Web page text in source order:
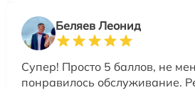
Беляев Леонид
Супер! Просто 5 баллов, не
понравилось обслуживание.